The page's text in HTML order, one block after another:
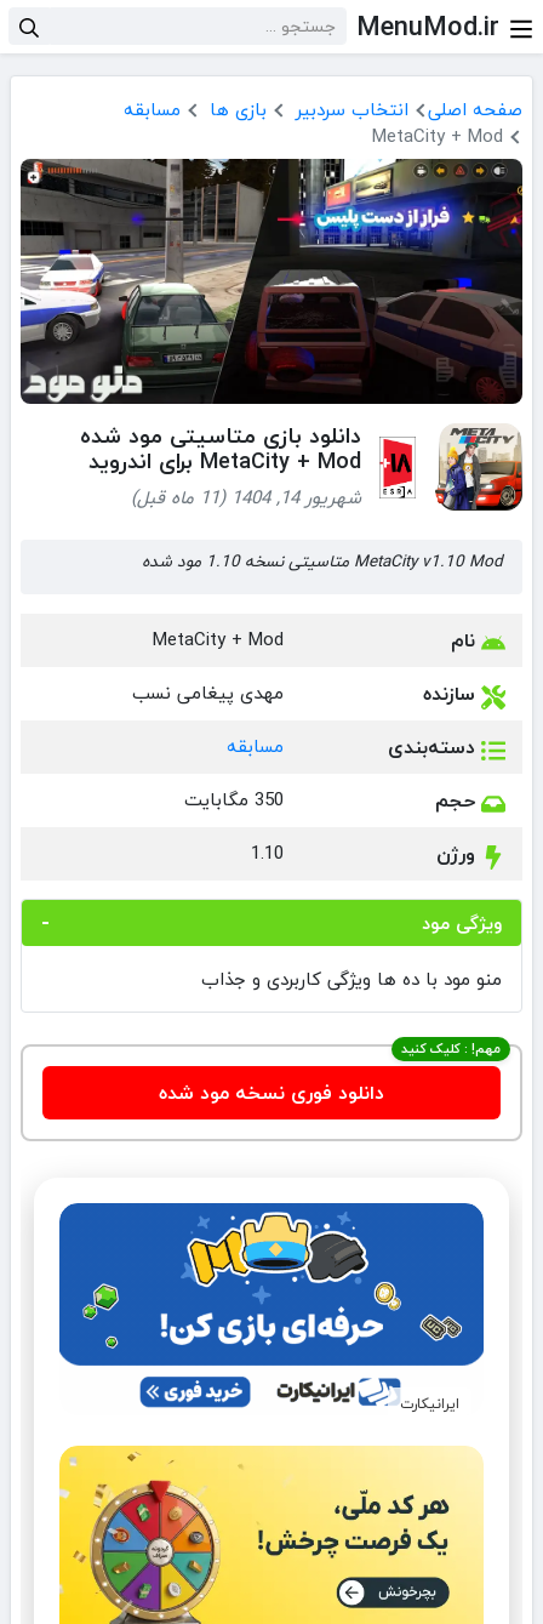
MenuMod.ir
صفحه اصلی انتخاب سردبیر بازی ها
مسابقه
MetaCity + Mod
دانلود بازی متاسیتی مود شده
MetaCity + Mod برای اندروید
شهریور 14, 1404 (11 ماه قبل)
MetaCity v1.10 Mod متاسیتی نسخه 1.10 مود شده
نام MetaCity + Mod
سازنده مهدی پیغامی نسب
دسته‌بندی مسابقه
حجم 350 مگابایت
ورژن 1.10
ویژگی مود
منو مود با ده ها ویژگی کاربردی و جذاب
مهم! : کلیک کنید
دانلود فوری نسخه مود شده
ایرانیکارت